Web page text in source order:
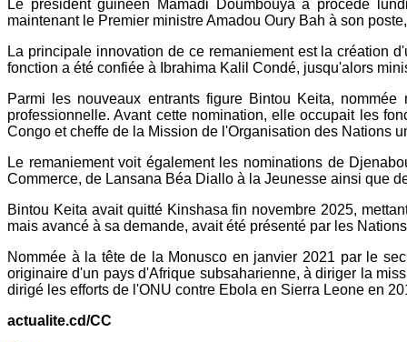
Le président guinéen Mamadi Doumbouya a procédé
maintenant le Premier ministre Amadou Oury Bah à son
La principale innovation de ce remaniement est la création
fonction a été confiée à Ibrahima Kalil Condé, jusqu'alors
Parmi les nouveaux entrants figure Bintou Keita,
professionnelle. Avant cette nomination, elle occupait les
Congo et cheffe de la Mission de l'Organisation des Nations
Le remaniement voit également les nominations de
Commerce, de Lansana Béa Diallo à la Jeunesse ainsi que
Bintou Keita avait quitté Kinshasa fin novembre 2025,
mais avancé à sa demande, avait été présenté par les
Nommée à la tête de la Monusco en janvier 2021 par le
originaire d'un pays d'Afrique subsaharienne, à diriger la
dirigé les efforts de l'ONU contre Ebola en Sierra Leone en
actualite.cd/CC